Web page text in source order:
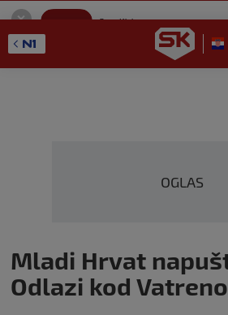
SportKlub
GET - On the Google Play
OGLAS
Mladi Hrvat
Odlazi kod